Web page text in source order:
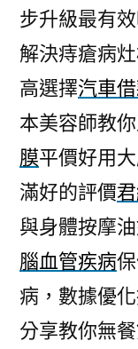
步升級最有
解決痔瘡病
高選擇汽車
本美容師教
膜平價好用
滿好的評價
與身體按摩
腦血管疾病
病，數據優
分享教你無